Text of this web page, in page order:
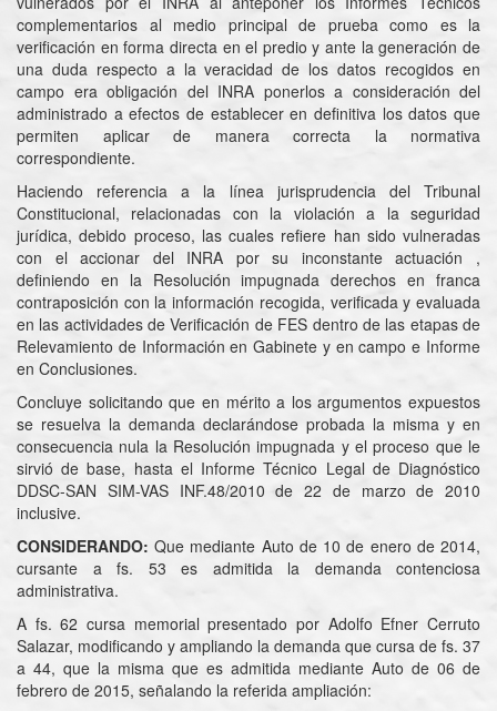
complementarios al medio principal de prueba como es la
verificación en forma directa en el predio y ante la generación de
una duda respecto a la veracidad de los datos recogidos en
campo era obligación del INRA ponerlos a consideración del
administrado a efectos de establecer en definitiva los datos que
permiten aplicar de manera correcta la normativa
correspondiente.
Haciendo referencia a la línea jurisprudencia del Tribunal
Constitucional, relacionadas con la violación a la seguridad
jurídica, debido proceso, las cuales refiere han sido vulneradas
con el accionar del INRA por su inconstante actuación ,
definiendo en la Resolución impugnada derechos en franca
contraposición con la información recogida, verificada y evaluada
en las actividades de Verificación de FES dentro de las etapas de
Relevamiento de Información en Gabinete y en campo e Informe
en Conclusiones.
Concluye solicitando que en mérito a los argumentos expuestos
se resuelva la demanda declarándose probada la misma y en
consecuencia nula la Resolución impugnada y el proceso que le
sirvió de base, hasta el Informe Técnico Legal de Diagnóstico
DDSC-SAN SIM-VAS INF.48/2010 de 22 de marzo de 2010
inclusive.
CONSIDERANDO: Que mediante Auto de 10 de enero de 2014,
cursante a fs. 53 es admitida la demanda contenciosa
administrativa.
A fs. 62 cursa memorial presentado por Adolfo Efner Cerruto
Salazar, modificando y ampliando la demanda que cursa de fs. 37
a 44, que la misma que es admitida mediante Auto de 06 de
febrero de 2015, señalando la referida ampliación: